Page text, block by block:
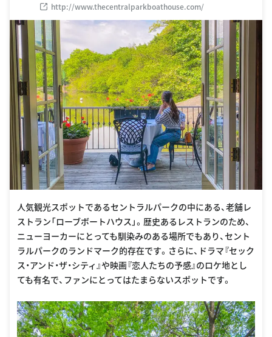
http://www.thecentralparkboathouse.com/
人気観光スポットであるセントラルパークの中にある、老舗レ
ストラン「ローブボートハウス」。歴史あるレストランのため、
ニューヨーカーにとっても馴染みのある場所でもあり、セント
ラルパークのランドマーク的存在です。さらに、ドラマ『セック
ス・アンド・ザ・シティ』や映画『恋人たちの予感』のロケ地とし
ても有名で、ファンにとってはたまらないスポットです。